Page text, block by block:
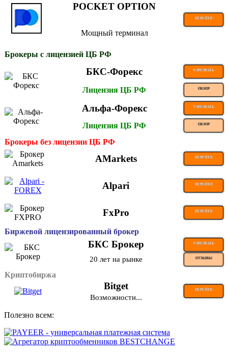
POCKET OPTION
ПЕРЕЙТИ
Мощный терминал
Брокеры с лицензией ЦБ РФ
БКС-Форекс ТОРГОВАТЬ
Лицензия ЦБ РФ ОБЗОР
Альфа-Форекс ТОРГОВАТЬ
Лицензия ЦБ РФ ОБЗОР
Брокеры без лицензии ЦБ РФ
AMarkets ПЕРЕЙТИ
Alpari ПЕРЕЙТИ
FxPro ПЕРЕЙТИ
Биржевой лицензированный брокер
БКС Брокер ТОРГОВАТЬ
20 лет на рынке ОТЗЫВЫ
Криптобиржа
Bitget ПЕРЕЙТИ
Возможности...
Полезно всем: